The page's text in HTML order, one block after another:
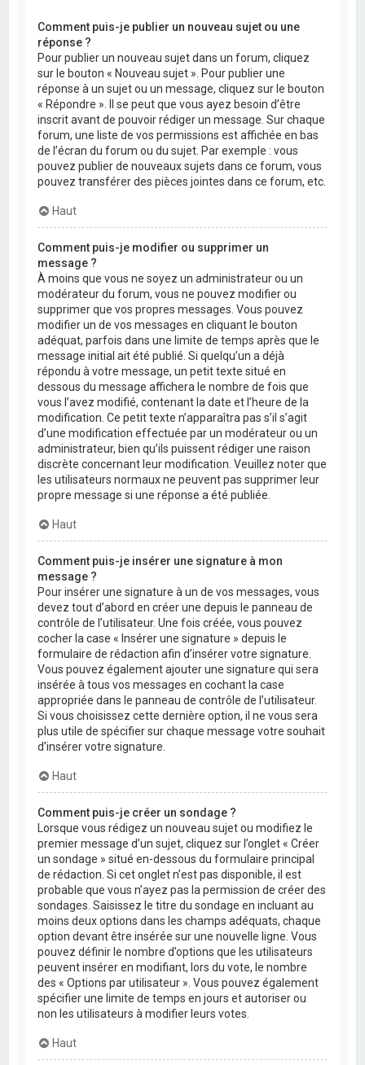
Comment puis-je publier un nouveau sujet ou une
réponse ?
Pour publier un nouveau sujet dans un forum, cliquez
sur le bouton « Nouveau sujet ». Pour publier une
réponse à un sujet ou un message, cliquez sur le bouton
« Répondre ». Il se peut que vous ayez besoin d’être
inscrit avant de pouvoir rédiger un message. Sur chaque
forum, une liste de vos permissions est affichée en bas
de l’écran du forum ou du sujet. Par exemple : vous
pouvez publier de nouveaux sujets dans ce forum, vous
pouvez transférer des pièces jointes dans ce forum, etc.
Haut
Comment puis-je modifier ou supprimer un
message ?
À moins que vous ne soyez un administrateur ou un
modérateur du forum, vous ne pouvez modifier ou
supprimer que vos propres messages. Vous pouvez
modifier un de vos messages en cliquant le bouton
adéquat, parfois dans une limite de temps après que le
message initial ait été publié. Si quelqu’un a déjà
répondu à votre message, un petit texte situé en
dessous du message affichera le nombre de fois que
vous l’avez modifié, contenant la date et l’heure de la
modification. Ce petit texte n’apparaîtra pas s’il s’agit
d’une modification effectuée par un modérateur ou un
administrateur, bien qu’ils puissent rédiger une raison
discrète concernant leur modification. Veuillez noter que
les utilisateurs normaux ne peuvent pas supprimer leur
propre message si une réponse a été publiée.
Haut
Comment puis-je insérer une signature à mon
message ?
Pour insérer une signature à un de vos messages, vous
devez tout d’abord en créer une depuis le panneau de
contrôle de l’utilisateur. Une fois créée, vous pouvez
cocher la case « Insérer une signature » depuis le
formulaire de rédaction afin d’insérer votre signature.
Vous pouvez également ajouter une signature qui sera
insérée à tous vos messages en cochant la case
appropriée dans le panneau de contrôle de l’utilisateur.
Si vous choisissez cette dernière option, il ne vous sera
plus utile de spécifier sur chaque message votre souhait
d’insérer votre signature.
Haut
Comment puis-je créer un sondage ?
Lorsque vous rédigez un nouveau sujet ou modifiez le
premier message d’un sujet, cliquez sur l’onglet « Créer
un sondage » situé en-dessous du formulaire principal
de rédaction. Si cet onglet n’est pas disponible, il est
probable que vous n’ayez pas la permission de créer des
sondages. Saisissez le titre du sondage en incluant au
moins deux options dans les champs adéquats, chaque
option devant être insérée sur une nouvelle ligne. Vous
pouvez définir le nombre d’options que les utilisateurs
peuvent insérer en modifiant, lors du vote, le nombre
des « Options par utilisateur ». Vous pouvez également
spécifier une limite de temps en jours et autoriser ou
non les utilisateurs à modifier leurs votes.
Haut